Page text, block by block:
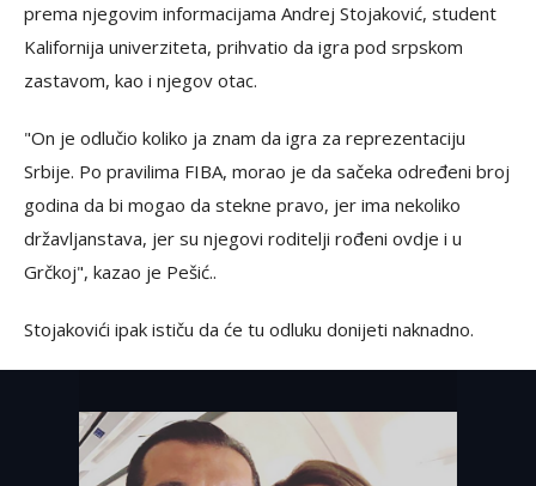
prema njegovim informacijama Andrej Stojaković, student
Kalifornija univerziteta, prihvatio da igra pod srpskom
zastavom, kao i njegov otac.
"On je odlučio koliko ja znam da igra za reprezentaciju
Srbije. Po pravilima FIBA, morao je da sačeka određeni broj
godina da bi mogao da stekne pravo, jer ima nekoliko
državljanstava, jer su njegovi roditelji rođeni ovdje i u
Grčkoj", kazao je Pešić..
Stojakovići ipak ističu da će tu odluku donijeti naknadno.